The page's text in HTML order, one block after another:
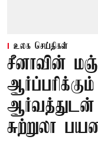
உலக செய்திகள்
சீனாவின்
ஆர்வத்துடன்
சுற்றுலா